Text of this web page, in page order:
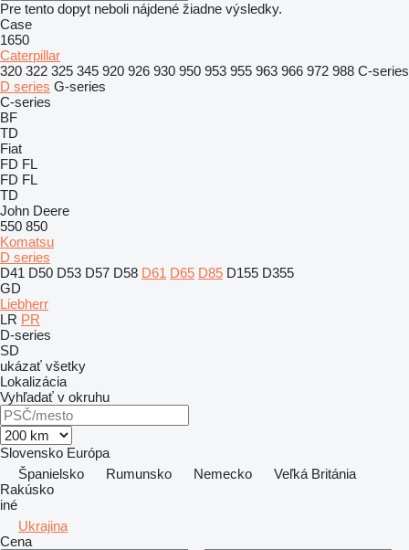
Pre tento dopyt neboli nájdené žiadne výsledky.
Case
1650
Caterpillar
320 322 325 345 920 926 930 950 953 955 963 966 972 988 C-series
D series G-series
C-series
BF
TD
Fiat
FD FL
FD FL
TD
John Deere
550 850
Komatsu
D series
D41 D50 D53 D57 D58 D61 D65 D85 D155 D355
GD
Liebherr
LR PR
D-series
SD
ukázať všetky
Lokalizácia
Vyhľadať v okruhu
Slovensko Európa
Španielsko
Rumunsko Nemecko
Veľká Británia
Rakúsko
iné
Ukrajina
Cena